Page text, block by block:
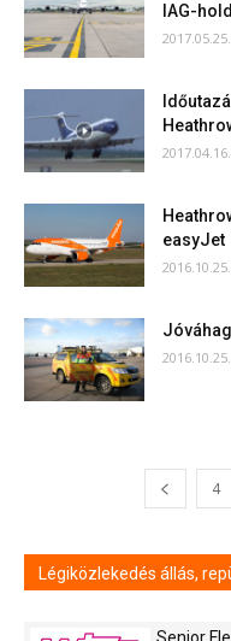
IAG-
2017.05.25.
2017.04.16.
easyJet
2016.10.25.
2016.10.25.
4
Légiközlekedés állás,